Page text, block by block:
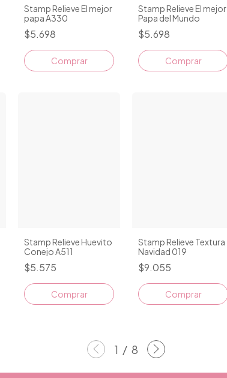
Stamp Relieve El mejor
papa A330
$5.698
Stamp Relieve El mejor
Papa del Mundo
$5.698
Stamp Relieve Huevito
Conejo A511
$5.575
Stamp Relieve Textura
Navidad 019
$9.055
Comprar
1 / 8